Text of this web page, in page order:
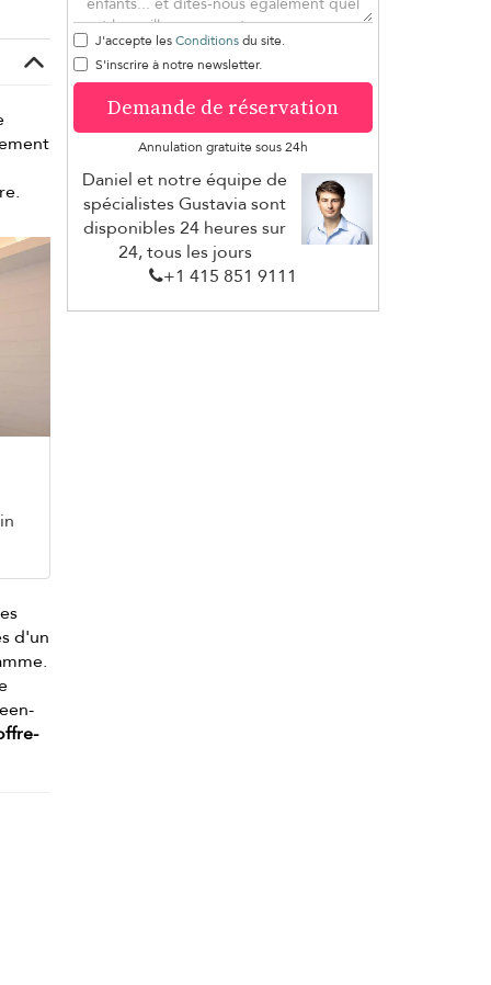
d'un
J'accepte lesConditionsdu site.
S'inscrire à notre newsletter.
Demande de réservation
Annulation gratuite sous 24h
Daniel et notre équipe de
spécialistes Gustavia sont
disponibles 24 heures sur
24, tous les jours
+1 ​415 851 9111